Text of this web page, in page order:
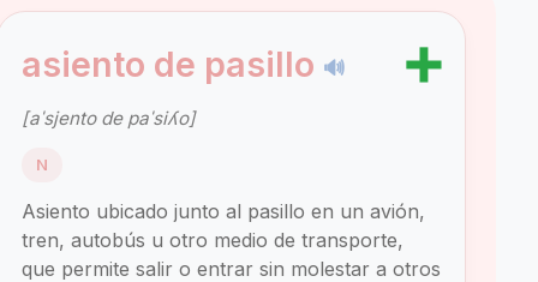
asiento de pasillo 🔊 ➕
[aˈsjento de paˈsiʎo]
N
Asiento ubicado junto al pasillo en un avión,
tren, autobús u otro medio de transporte,
que permite salir o entrar sin molestar a otros